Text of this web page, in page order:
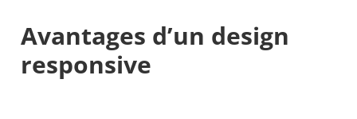
Avantages d’un design
responsive